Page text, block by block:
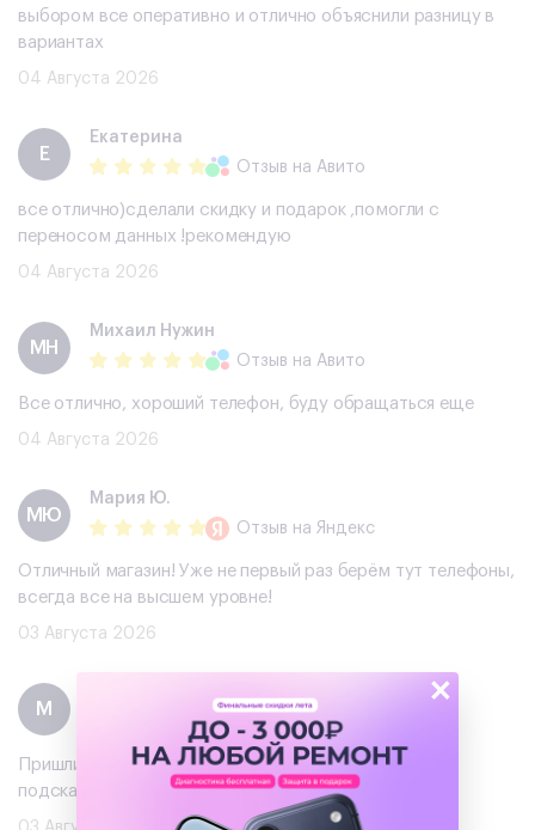
выбором все оперативно и отлично объяснили разницу в
вариантах
04 Августа 2026
Е
Екатерина
Отзыв на Авито
все отлично)сделали скидку и подарок ,помогли с
переносом данных !рекомендую
04 Августа 2026
МН
Михаил Нужин
Отзыв на Авито
Все отлично, хороший телефон, буду обращаться еще
04 Августа 2026
МЮ
Мария Ю.
Отзыв на Яндекс
Отличный магазин! Уже не первый раз берём тут телефоны,
всегда все на высшем уровне!
03 Августа 2026
М
Отзывна Авито
Пришли, выбрали ноутбук, посмотрели и пощупали,
подсказали с выбором и решили купить, все отлично
×